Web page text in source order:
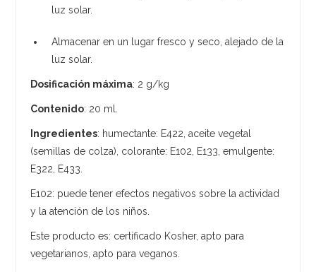
luz solar.
Almacenar en un lugar fresco y seco, alejado de la
luz solar.
Dosificación máxima: 2 g/kg
Contenido: 20 ml.
Ingredientes: humectante: E422, aceite vegetal
(semillas de colza), colorante: E102, E133, emulgente:
E322, E433.
E102: puede tener efectos negativos sobre la actividad
y la atención de los niños.
Este producto es: certificado Kosher, apto para
vegetarianos, apto para veganos.